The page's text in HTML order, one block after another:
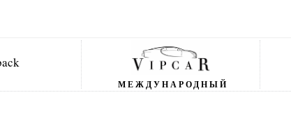
МЕЖДУНАРОДНЫЙ